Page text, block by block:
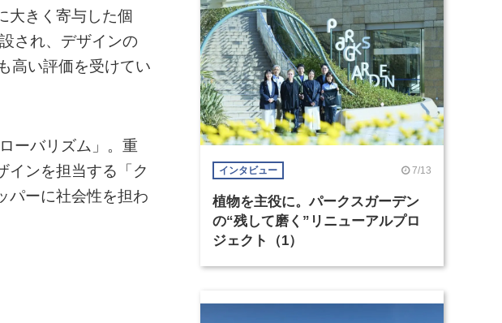
大きく寄与した個
され、デザインの
高い評価を受けてい
ーバリズム」。重
インを担当する「ク
パーに社会性を担わ
インタビュー 7/13
植物を主役に。パークスガーデン
の“残して磨く”リニューアルプロ
ジェクト（1）